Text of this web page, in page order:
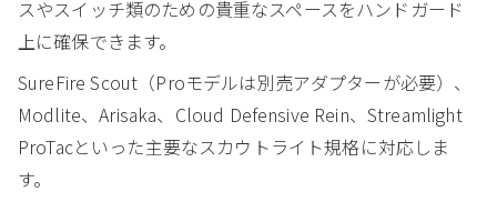
スやスイッチ類のための貴重なスペースをハンドガード
上に確保できます。
SureFire Scout（Proモデルは別売アダプターが必要）、
Modlite、Arisaka、Cloud Defensive Rein、Streamlight
ProTacといった主要なスカウトライト規格に対応しま
す。